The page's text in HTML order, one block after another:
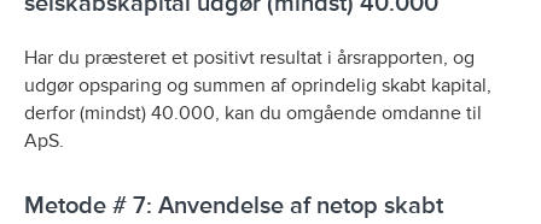
Har du præsteret et positivt resultat i årsrapporten, og
udgør opsparing og summen af oprindelig skabt kapital,
derfor (mindst) 40.000, kan du omgående omdanne til
ApS.
Metode # 7: Anvendelse af netop skabt